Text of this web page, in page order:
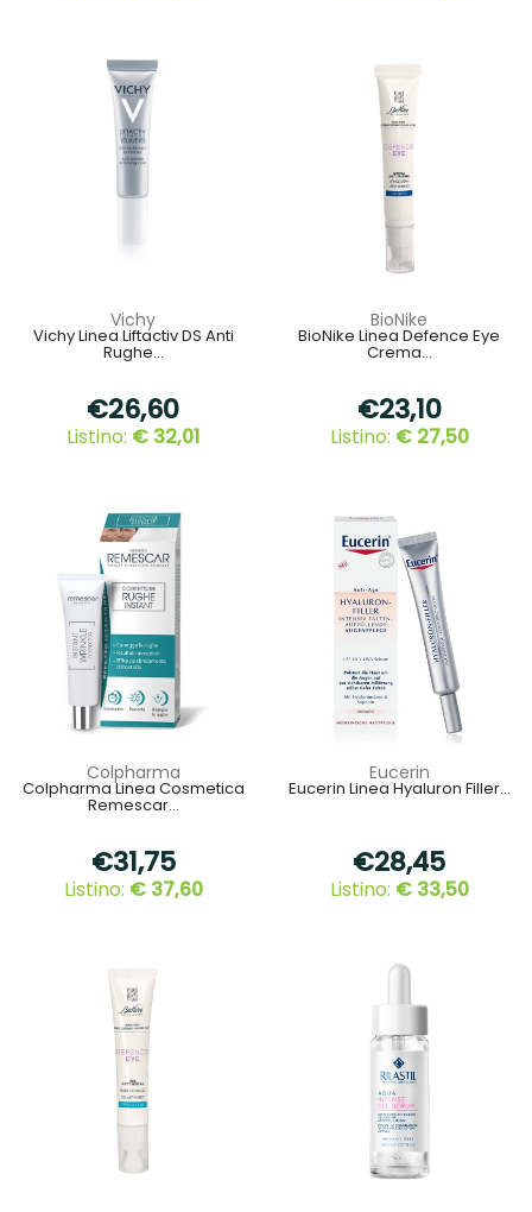
Vichy
Vichy Linea Liftactiv DS Anti
Rughe...
€26,60
Listino: € 32,01
BioNike
BioNike Linea Defence Eye
Crema...
€23,10
Listino: € 27,50
Colpharma
Colpharma Linea Cosmetica
Remescar...
€31,75
Listino: € 37,60
Eucerin
Eucerin Linea Hyaluron Filler...
€28,45
Listino: € 33,50